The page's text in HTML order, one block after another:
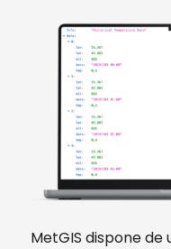
MetGIS dispone